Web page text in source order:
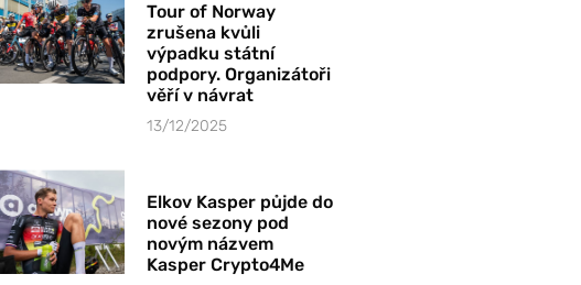
Tour of Norway
zrušena kvůli
výpadku státní
podpory. Organizátoři
věří v návrat
13/12/2025
Elkov Kasper půjde do
nové sezony pod
novým názvem
Kasper Crypto4Me